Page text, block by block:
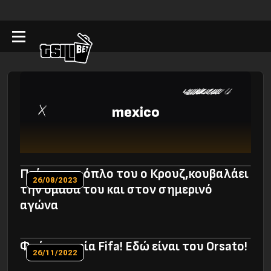
mexico
Παίρνει το όπλο του ο Κρουζ,κουβαλάει
την ομάδα του και στον σημερινό
αγώνα
26/08/2023
Φτάνει κυρία Fifa! Εδώ είναι του Orsato!
26/11/2022